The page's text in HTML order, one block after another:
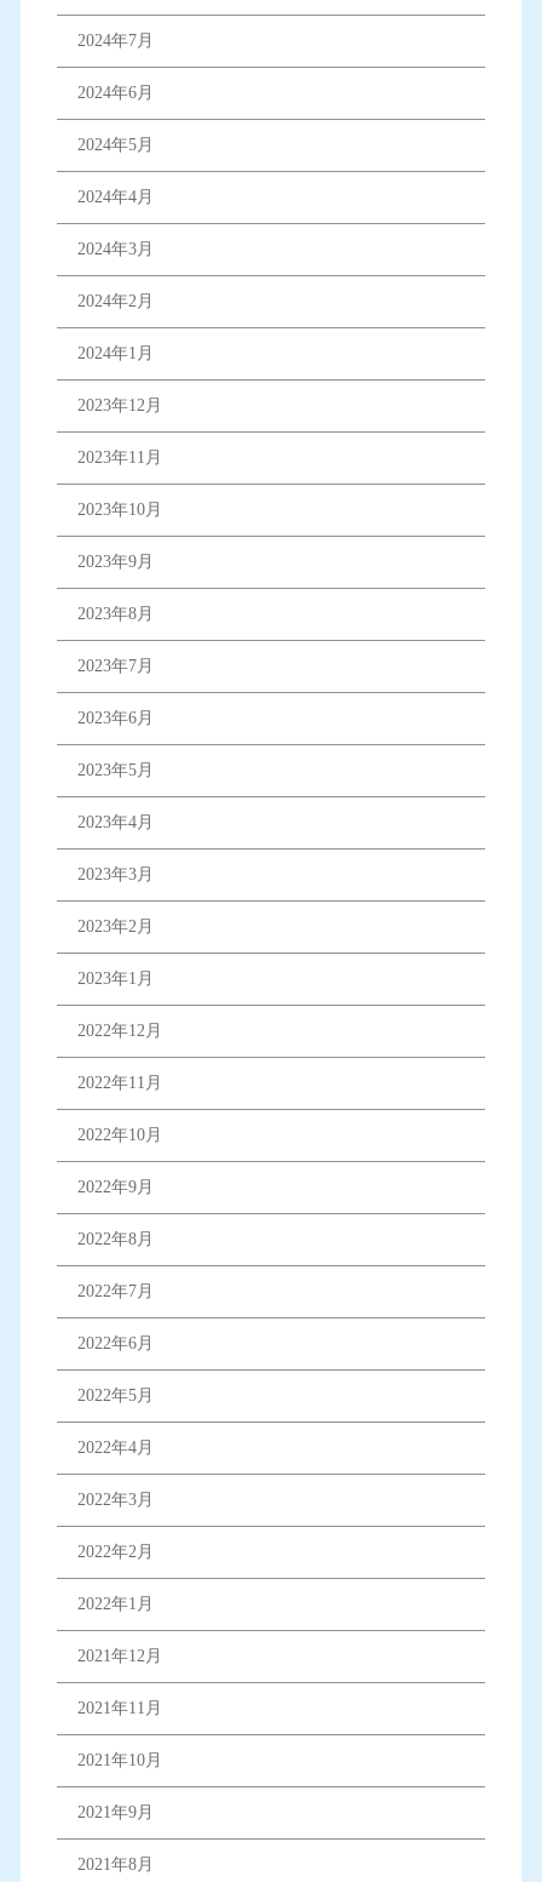
2024年7月
2024年6月
2024年5月
2024年4月
2024年3月
2024年2月
2024年1月
2023年12月
2023年11月
2023年10月
2023年9月
2023年8月
2023年7月
2023年6月
2023年5月
2023年4月
2023年3月
2023年2月
2023年1月
2022年12月
2022年11月
2022年10月
2022年9月
2022年8月
2022年7月
2022年6月
2022年5月
2022年4月
2022年3月
2022年2月
2022年1月
2021年12月
2021年11月
2021年10月
2021年9月
2021年8月